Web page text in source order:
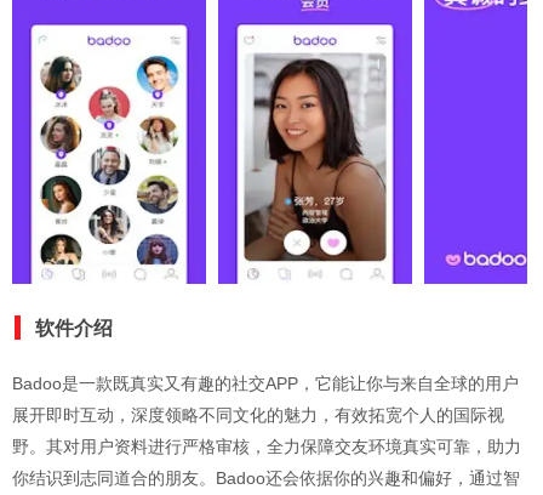
软件介绍
Badoo是一款既真实又有趣的社交APP，它能让你与来自全球的用户
展开即时互动，深度领略不同文化的魅力，有效拓宽个人的国际视
野。其对用户资料进行严格审核，全力保障交友环境真实可靠，助力
你结识到志同道合的朋友。Badoo还会依据你的兴趣和偏好，通过智